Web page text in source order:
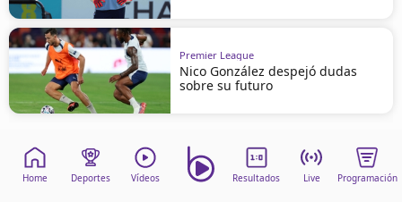
Premier League
Nico González despejó dudas
sobre su futuro
Home Deportes Vídeos Resultados Live Programación